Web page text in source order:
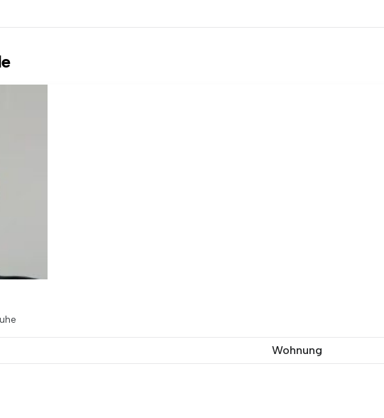
Wohnung